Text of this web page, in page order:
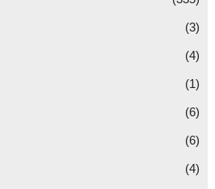
(3)
(4)
(1)
(6)
(6)
(4)